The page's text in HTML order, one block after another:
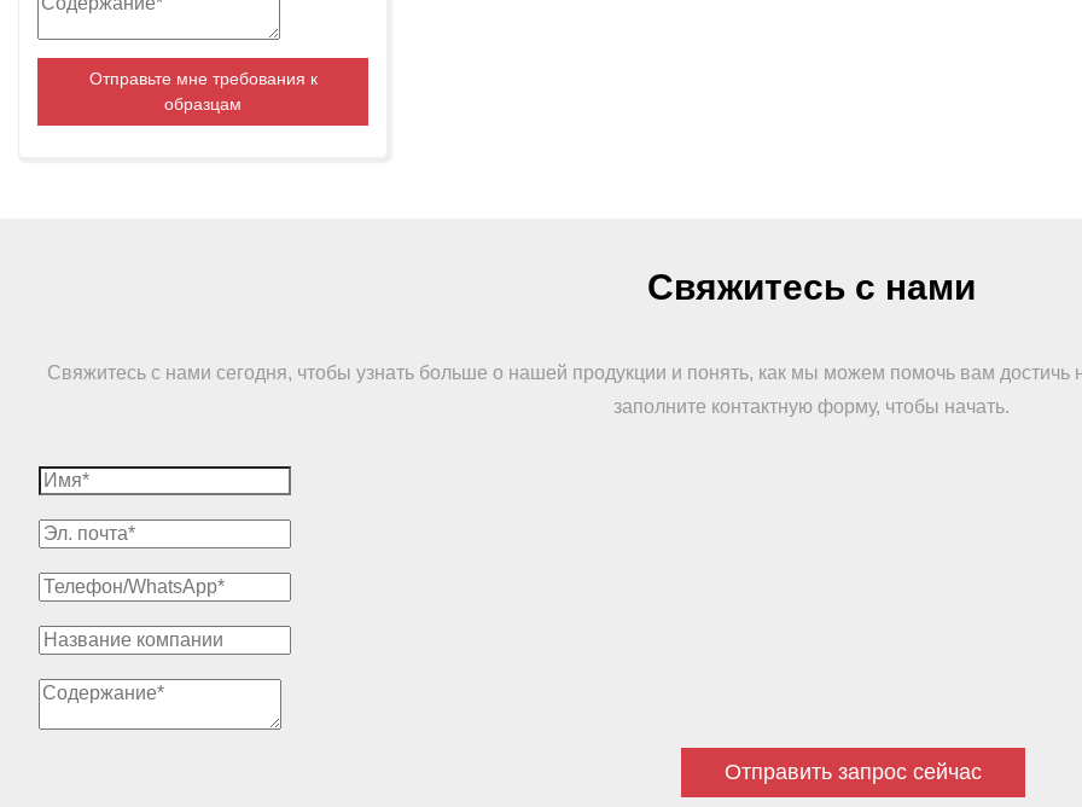
Отправьте мне требования к
образцам
Свяжитесь с нами
Свяжитесь с нами сегодня, чтобы узнать больше о нашей продукции и понять, как мы можем помочь вам
заполните контактную форму, чтобы начать.
Отправить запрос сейчас